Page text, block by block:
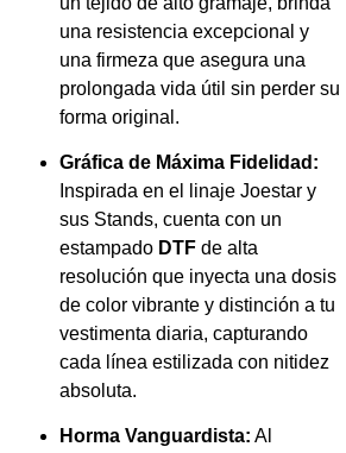
una resistencia excepcional y
una firmeza que asegura una
prolongada vida útil sin perder su
forma original.
Gráfica de Máxima Fidelidad:
Inspirada en el linaje Joestar y
sus Stands, cuenta con un
estampado DTF de alta
resolución que inyecta una dosis
de color vibrante y distinción a tu
vestimenta diaria, capturando
cada línea estilizada con nitidez
absoluta.
Horma Vanguardista: Al